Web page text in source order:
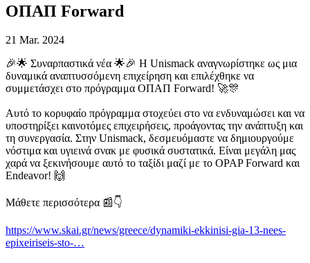
ΟΠΑΠ Forward
21 Mar. 2024
🎉🌟 Συναρπαστικά νέα 🌟🎉 Η Unismack αναγνωρίστηκε ως μια
δυναμικά αναπτυσσόμενη επιχείρηση και επιλέχθηκε να
συμμετάσχει στο πρόγραμμα ΟΠΑΠ Forward! 🚀🎊
Αυτό το κορυφαίο πρόγραμμα στοχεύει στο να ενδυναμώσει και να
υποστηρίξει καινοτόμες επιχειρήσεις, προάγοντας την ανάπτυξη και
τη συνεργασία. Στην Unismack, δεσμευόμαστε να δημιουργούμε
νόστιμα και υγιεινά σνακ με φυσικά συστατικά. Είναι μεγάλη μας
χαρά να ξεκινήσουμε αυτό το ταξίδι μαζί με το OPAPForward και
Endeavor! 🙌
Μάθετε περισσότερα 📰👇
https://www.skai.gr/news/greece/dynamiki-ekkinisi-gia-13-nees-
epixeiriseis-sto-…